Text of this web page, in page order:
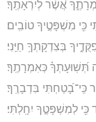
אֲ֝שֶׁ֗ר לְיִרְאָתֶֽךָ׃
מִשְׁפָּטֶ֣יךָ טוֹבִֽים׃
בְּצִדְקָתְךָ֥ חַיֵּֽנִי׃
תְּ֝שֽׁוּעָתְךָ֗ כְּאִמְרָתֶֽךָ׃
כִּֽי־בָ֝טַחְתִּי בִּדְבָרֶֽךָ׃
לְמִשְׁפָּטֶ֣ךָ יִחָֽלְתִּי׃